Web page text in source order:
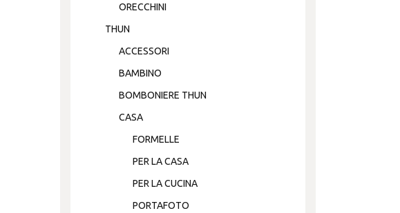
ORECCHINI
THUN
ACCESSORI
BAMBINO
BOMBONIERE THUN
CASA
FORMELLE
PER LA CASA
PER LA CUCINA
PORTAFOTO